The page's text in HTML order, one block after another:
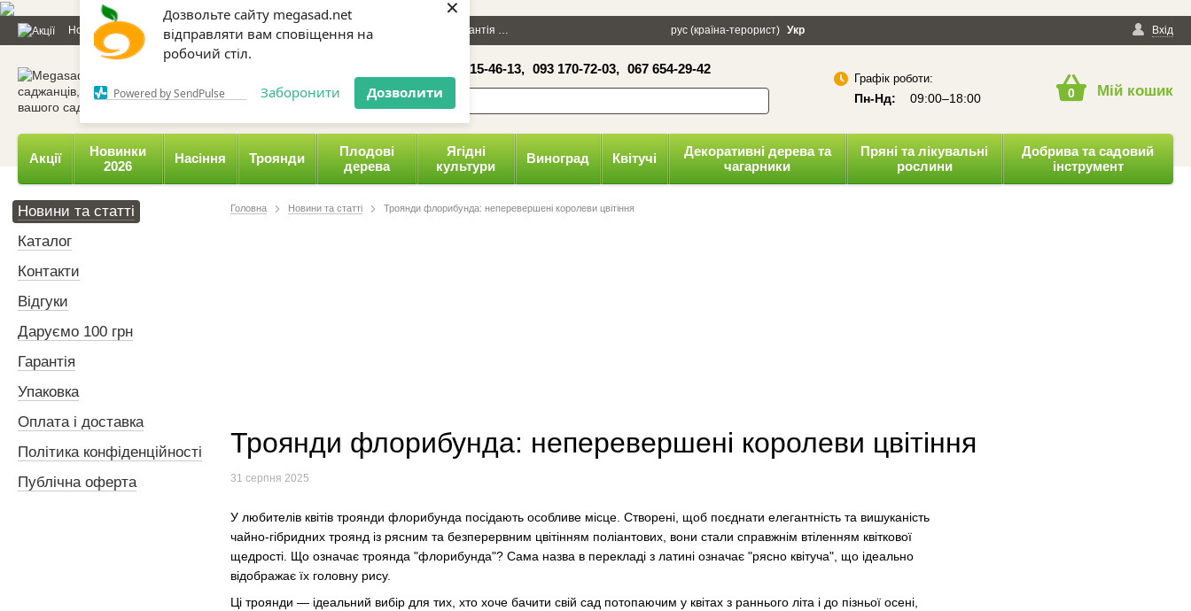
Дозвольте сайту megasad.net
відправляти вам сповіщення на
робочий стіл.
Powered by SendPulse Заборонити Дозволити
×
Новини та статті Каталог Контакти Відгуки Даруємо 100 грн Гарантія Політика конфіденційності Вхід
рус (країна-терорист) Укр
050 515-46-13, 093 170-72-03, 067 654-29-42
Графік роботи:
Пн-Нд: 09:00–18:00 0 Мій кошик
Акції
Новинки
2026
Насіння Троянди
Плодові
дерева
Ягідні
культури
Виноград Квітучі
Декоративні дерева та
чагарники
Пряні та лікувальні
рослини
Добрива та садовий
інструмент
Головна Новини та статті Троянди флорибунда: неперевершені королеви цвітіння
Троянди флорибунда: неперевершені королеви цвітіння
31 серпня 2025
У любителів квітів троянди флорибунда посідають особливе місце. Створені, щоб поєднати елегантність та вишуканість
чайно-гібридних троянд із рясним та безперервним цвітінням поліантових, вони стали справжнім втіленням квіткової
щедрості. Що означає троянда "флорибунда"? Сама назва в перекладі з латині означає "рясно квітуча", що ідеально
відображає їх головну рису.
Ці троянди — ідеальний вибір для тих, хто хоче бачити свій сад потопаючим у квітах з раннього літа і до пізньої осені,
Новини та статті
Каталог
Контакти
Відгуки
Даруємо 100 грн
Гарантія
Упаковка
Оплата і доставка
Політика конфіденційності
Публічна оферта